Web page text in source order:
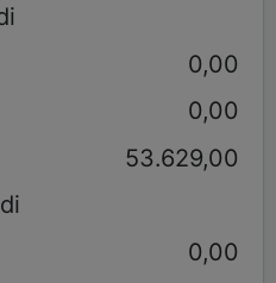
0,00
0,00
53.629,00
0,00